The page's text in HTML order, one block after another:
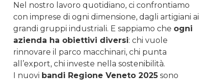
Nel nostro lavoro quotidiano, ci confrontiamo
con imprese di ogni dimensione, dagli artigiani ai
grandi gruppi industriali. E sappiamo che ogni
azienda ha obiettivi diversi: chi vuole
rinnovare il parco macchinari, chi punta
all’export, chi investe nella sostenibilità.
I nuovi bandi Regione Veneto 2025sono